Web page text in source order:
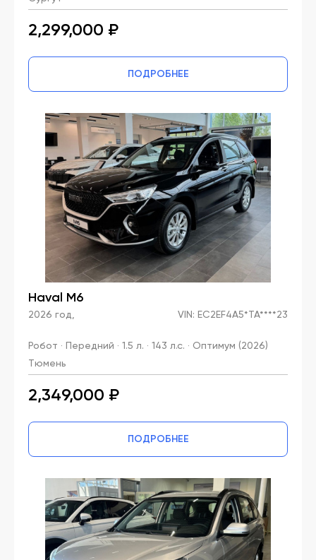
2,299,000 ₽
ПОДРОБНЕЕ
Haval M6
2026 год, VIN: EC2EF4A5*TA****23
Робот · Передний · 1.5 л. · 143 л.с. · Оптимум (2026)
Тюмень
2,349,000 ₽
ПОДРОБНЕЕ